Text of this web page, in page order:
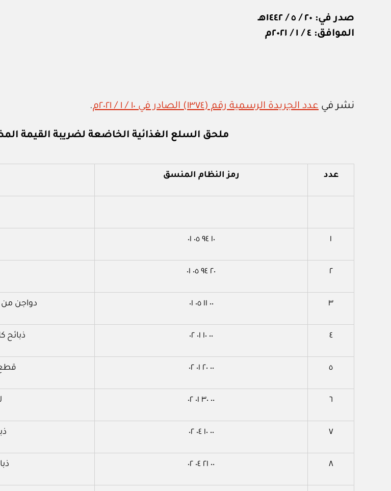
صدر في: ٢٠ / ٥ / ١٤٤٢هـ
الموافق: ٤ / ١ / ٢٠٢١م
نشر في عدد الجريدة الرسمية رقم (١٣٧٤) الصادر في ١٠ / ١ / ٢٠٢١م .
ملحق السلع الغذائية الخاضعة لضريبة القيمة
عدد رمز النظام المنسق
١ ١٠ ٩٤ ٠٥ ٠١
٢ ٢٠ ٩٤ ٠٥ ٠١
٣ ٠٠ ١١ ٠٥ ٠١ دواجن من
٤ ٠٠ ١٠ ٠١ ٠٢ ذبائح
٥ ٠٠ ٢٠ ٠١ ٠٢ قطع
٦ ٠٠ ٣٠ ٠١ ٠٢
٧ ٠٠ ١٠ ٠٤ ٠٢
٨ ٠٠ ٢١ ٠٤ ٠٢